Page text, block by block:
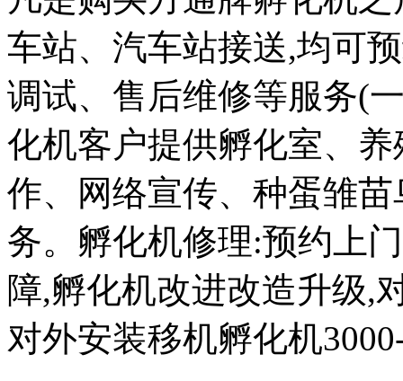
车站、汽车站接送,均可
调试、售后维修等服务(
化机客户提供孵化室、
作、网络宣传、种蛋雏
务。孵化机修理:预约上
障,孵化机改进改造升级,
对外安装移机孵化机